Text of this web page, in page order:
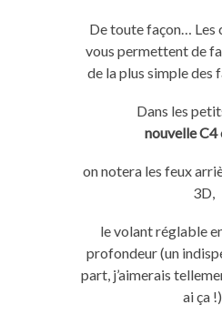
De toute façon… Les
vous permettent de
de la plus simple des
Dans les
nouvelleC4
on notera les feux
3D,
le volant réglable
profondeur(un
part, j’aimerais
ai ça !)